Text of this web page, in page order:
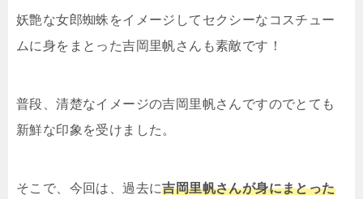
妖艶な女郎蜘蛛をイメージしてセクシーなコスチュー
ムに身をまとった吉岡里帆さんも素敵です！
普段、清楚なイメージの吉岡里帆さんですのでとても
新鮮な印象を受けました。
そこで、今回は、過去に吉岡里帆さんが身にまとった